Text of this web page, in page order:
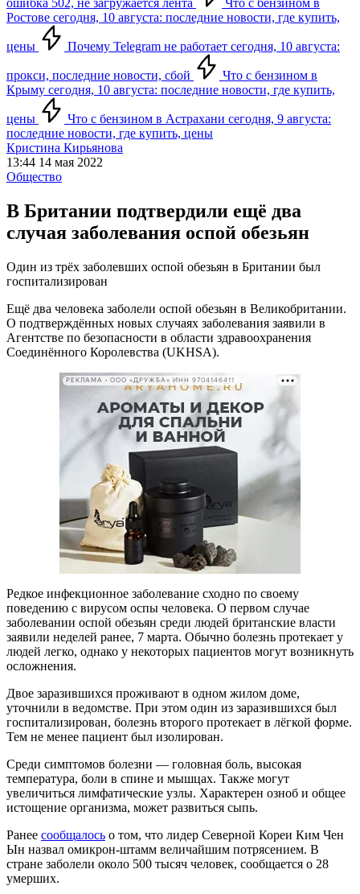
ошибка 502, не загружается лента
Что с бензином в
Ростове сегодня, 10 августа: последние новости, где купить,
цены Почему Telegram не работает сегодня, 10 августа:
прокси, последние новости, сбой
Что с бензином в
Крыму сегодня, 10 августа: последние новости, где купить,
цены
Что с бензином в Астрахани сегодня, 9 августа:
последние новости, где купить, цены
Кристина Кирьянова
13:44 14 мая 2022
Общество
В Британии подтвердили ещё два
случая заболевания оспой обезьян
Один из трёх заболевших оспой обезьян в Британии был
госпитализирован
Ещё два человека заболели оспой обезьян в Великобритании.
О подтверждённых новых случаях заболевания заявили в
Агентстве по безопасности в области здравоохранения
Соединённого Королевства (UKHSA).
РЕКЛАМА • ООО «ДРУЖБА» ИНН 9704146411
Редкое инфекционное заболевание сходно по своему
поведению с вирусом оспы человека. О первом случае
заболевании оспой обезьян среди людей британские власти
заявили неделей ранее, 7 марта. Обычно болезнь протекает у
людей легко, однако у некоторых пациентов могут возникнуть
осложнения.
Двое заразившихся проживают в одном жилом доме,
уточнили в ведомстве. При этом один из заразившихся был
госпитализирован, болезнь второго протекает в лёгкой форме.
Тем не менее пациент был изолирован.
Среди симптомов болезни — головная боль, высокая
температура, боли в спине и мышцах. Также могут
увеличиться лимфатические узлы. Характерен озноб и общее
истощение организма, может развиться сыпь.
Ранее сообщалось о том, что лидер Северной Кореи Ким Чен
Ын назвал омикрон-штамм величайшим потрясением. В
стране заболели около 500 тысяч человек, сообщается о 28
умерших.